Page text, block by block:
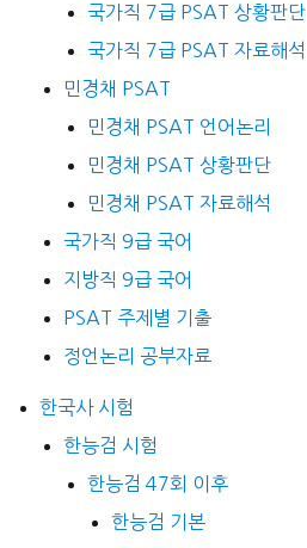
국가직 7급 PSAT 상황판단
국가직 7급 PSAT 자료해석
민경채 PSAT
민경채 PSAT 언어논리
민경채 PSAT 상황판단
민경채 PSAT 자료해석
국가직 9급 국어
지방직 9급 국어
PSAT 주제별 기출
정언논리 공부자료
한국사 시험
한능검 시험
한능검 47회 이후
한능검 기본